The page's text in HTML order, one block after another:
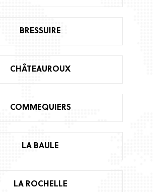
BRESSUIRE
CHÂTEAUROUX
COMMEQUIERS
LA BAULE
LA ROCHELLE